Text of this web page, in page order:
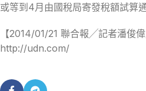
或等到4月由國稅局寄發稅額試算
【2014/01/21 聯合報╱記者潘俊
http://udn.com/